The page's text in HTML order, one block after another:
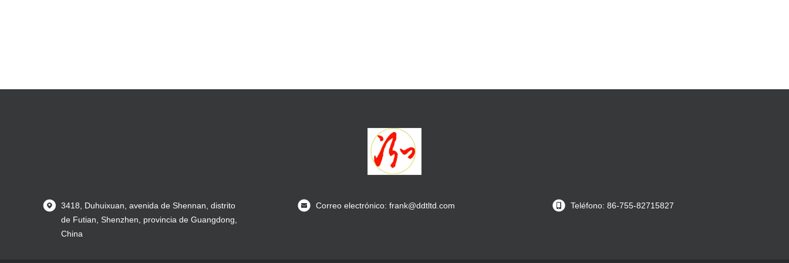
3418, Duhuixuan, avenida de Shennan, distrito
de Futian, Shenzhen, provincia de Guangdong,
China
Correo electrónico: frank@ddtltd.com Teléfono: 86-755-82715827